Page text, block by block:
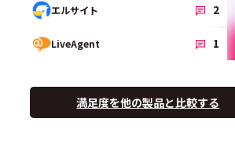
エルサイト 2
LiveAgent 1
満足度を他の製品と比較する